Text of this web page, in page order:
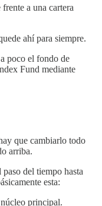
a una cartera
ahí para siempre.
poco el fondo de
Fund mediante
que cambiarlo todo
arriba.
del tiempo hasta
esta:
principal.